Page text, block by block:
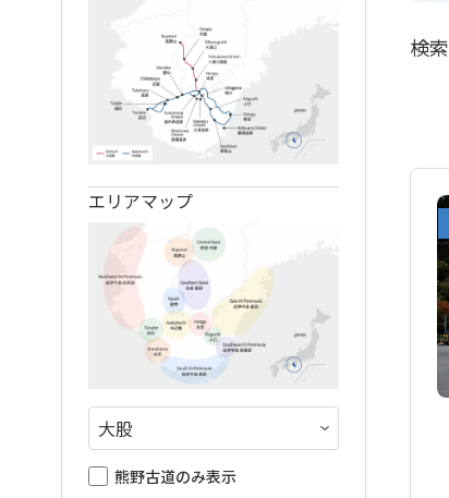
検
エリアマップ
熊野古道のみ表示